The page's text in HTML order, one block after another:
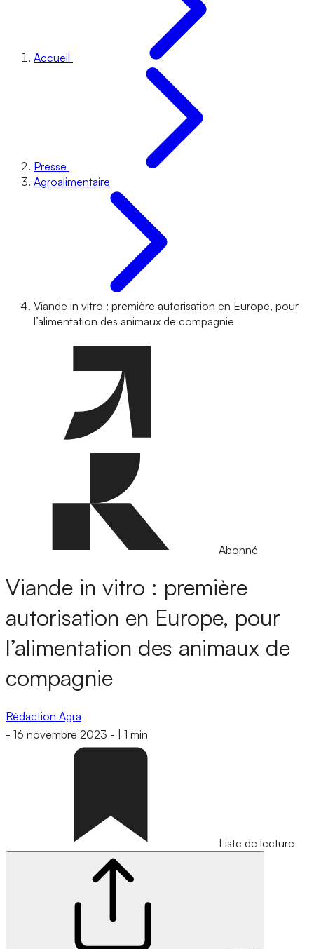
Accueil
Presse
Agroalimentaire
Viande in vitro : première autorisation en Europe, pour
l’alimentation des animaux de compagnie
Abonné
Viande in vitro : première
autorisation en Europe, pour
l’alimentation des animaux de
compagnie
Rédaction Agra
- 16 novembre 2023 - 1 min
Liste de lecture